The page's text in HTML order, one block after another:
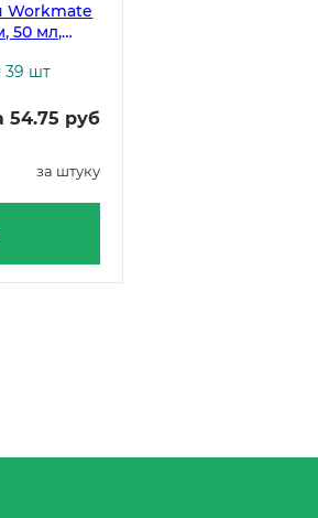
Workmate
50 мл,
39 шт
54.75 руб
за штуку